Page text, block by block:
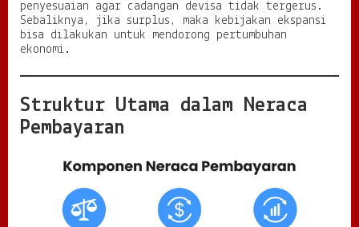
penyesuaian agar cadangan devisa tidak tergerus.
Sebaliknya, jika surplus, maka kebijakan ekspansi
bisa dilakukan untuk mendorong pertumbuhan
ekonomi.
Struktur Utama dalam Neraca
Pembayaran